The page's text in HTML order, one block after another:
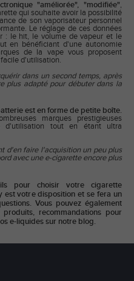
"améliorée", "modifiée"
qui souhaite avoir la possibilité
de son vaporisateur personnel
Le réglage de ces données
: le hit, le volume de vapeur et le
en bénéficiant d'une autonomie
de la vape vous proposent
d'utilisation.
dans un second temps, après
plus adapté pour débuter dans la
est en forme de petite boîte.
marques prestigieuses
d'utilisation tout en étant ultra
d'en faire l'acquisition un peu plus
avec une e-cigarette encore plus
pour choisir votre cigarette
est votre disposition et se fera un
Vous pouvez également
recommandations pour
e-liquides sur notre blog.